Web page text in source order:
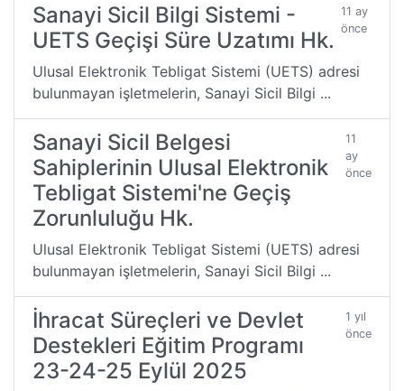
Sanayi Sicil Bilgi Sistemi -
UETS Geçişi Süre Uzatımı Hk.
11 ay
önce
Ulusal Elektronik Tebligat Sistemi (UETS) adresi
bulunmayan işletmelerin, Sanayi Sicil Bilgi ...
Sanayi Sicil Belgesi
Sahiplerinin Ulusal Elektronik
Tebligat Sistemi'ne Geçiş
Zorunluluğu Hk.
11
ay
önce
Ulusal Elektronik Tebligat Sistemi (UETS) adresi
bulunmayan işletmelerin, Sanayi Sicil Bilgi ...
İhracat Süreçleri ve Devlet
Destekleri Eğitim Programı
23-24-25 Eylül 2025
1 yıl
önce